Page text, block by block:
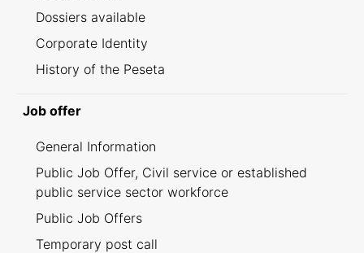
Dossiers available
Corporate Identity
History of the Peseta
Job offer
General Information
Public Job Offer, Civil service or established
public service sector workforce
Public Job Offers
Temporary post call